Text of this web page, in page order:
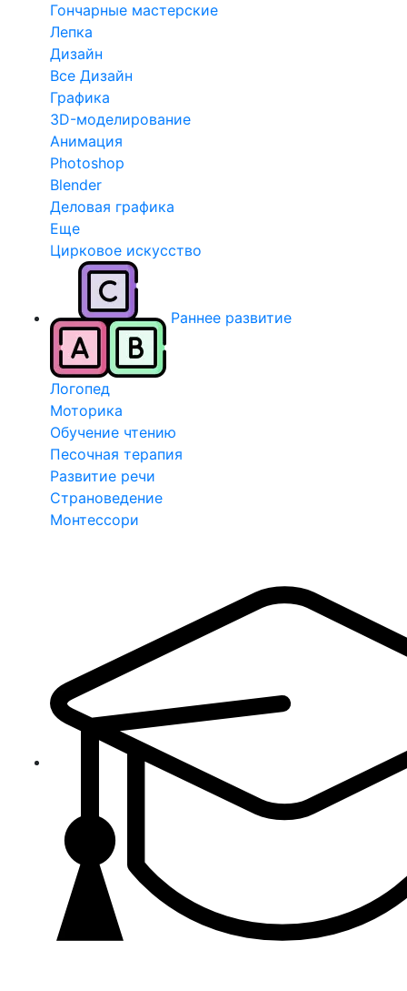
Гончарные мастерские
Лепка
Дизайн
Все Дизайн
Графика
3D-моделирование
Анимация
Photoshop
Blender
Деловая графика
Еще
Цирковое искусство
Раннее развитие
Логопед
Моторика
Обучение чтению
Песочная терапия
Развитие речи
Страноведение
Монтессори